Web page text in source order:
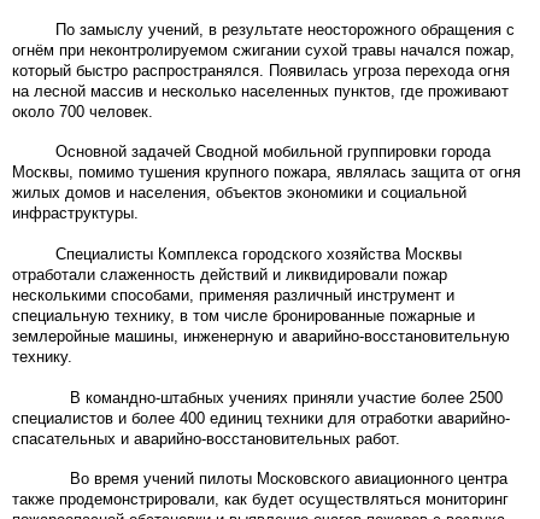
По замыслу учений, в результате неосторожного обращения с
огнём при неконтролируемом сжигании сухой травы начался пожар,
который быстро распространялся. Появилась угроза перехода огня
на лесной массив и несколько населенных пунктов, где проживают
около 700 человек.
Основной задачей Сводной мобильной группировки города
Москвы, помимо тушения крупного пожара, являлась защита от огня
жилых домов и населения, объектов экономики и социальной
инфраструктуры.
Специалисты Комплекса городского хозяйства Москвы
отработали слаженность действий и ликвидировали пожар
несколькими способами, применяя различный инструмент и
специальную технику, в том числе бронированные пожарные и
землеройные машины, инженерную и аварийно-восстановительную
технику.
В командно-штабных учениях приняли участие более 2500
специалистов и более 400 единиц техники для отработки аварийно-
спасательных и аварийно-восстановительных работ.
Во время учений пилоты Московского авиационного центра
также продемонстрировали, как будет осуществляться мониторинг